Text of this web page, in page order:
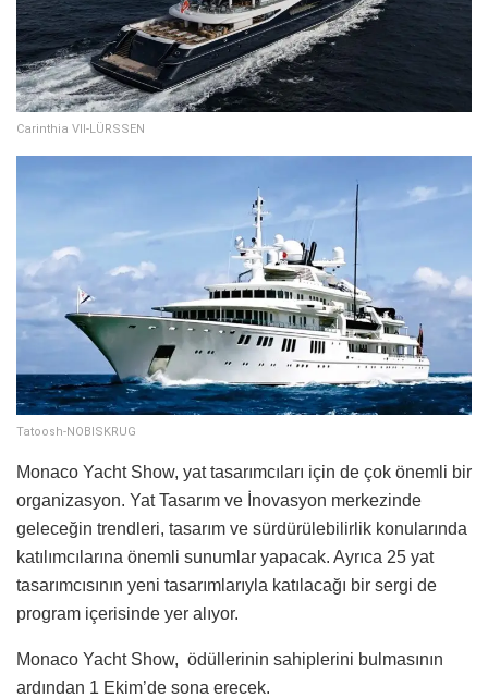
Carinthia VII-LÜRSSEN
Tatoosh-NOBISKRUG
Monaco Yacht Show, yat tasarımcıları için de çok önemli bir
organizasyon. Yat Tasarım ve İnovasyon merkezinde
geleceğin trendleri, tasarım ve sürdürülebilirlik konularında
katılımcılarına önemli sunumlar yapacak. Ayrıca 25 yat
tasarımcısının yeni tasarımlarıyla katılacağı bir sergi de
program içerisinde yer alıyor.
Monaco Yacht Show, ödüllerinin sahiplerini bulmasının
ardından 1 Ekim’de sona erecek.